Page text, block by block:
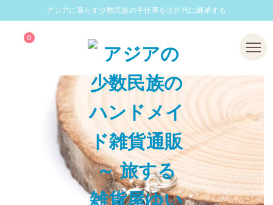
アジアに暮らす少数民族の手仕事を次世代に継承する
0 Menu